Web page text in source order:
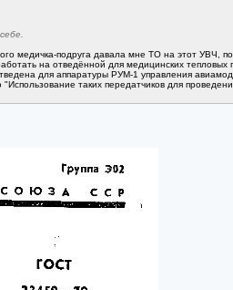
медичка-подруга давала мне ТО на этот УВЧ,
на отведённой для медицинских
для аппаратуры РУМ-1 управления
таких передатчиков для